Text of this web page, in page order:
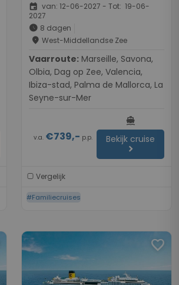
event van: 12-06-2027 - Tot: 19-06-
2027
schedule 8 dagen
place West-Middellandse Zee
Vaarroute:
Olbia, Dag op Zee, Valencia,
Ibiza-stad, Palma de Mallorca, La
Seyne-sur-Mer
v.a.€739,- p.p.
directions_boat
Bekijk cruise
chevron_right
Vergelijk
#Familiecruises
favorite